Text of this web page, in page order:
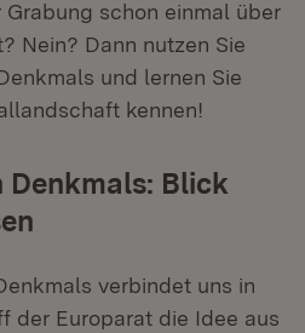
schon einmal über
Nein? Dann nutzen Sie
und lernen Sie
kennen!
Denkmals: Blick
verbindet uns in
der Europarat die Idee aus